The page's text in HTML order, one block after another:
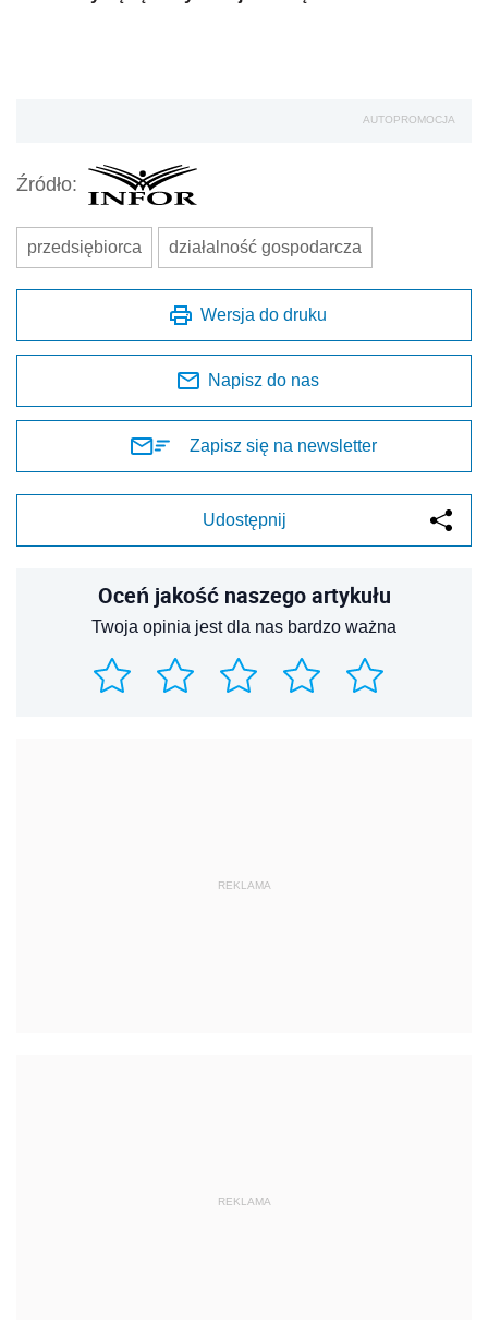
AUTOPROMOCJA
Źródło:
przedsiębiorca działalność gospodarcza
Wersja do druku
Napisz do nas
Zapisz się na newsletter
Udostępnij
Oceń jakość naszego artykułu
Twoja opinia jest dla nas bardzo ważna
REKLAMA
REKLAMA